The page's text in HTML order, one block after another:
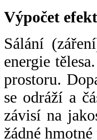
Výpočet
Sálání
energie
prostoru.
se odráží a
závisí na
žádné